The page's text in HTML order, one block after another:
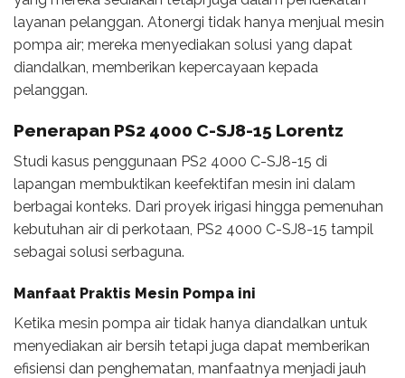
layanan pelanggan. Atonergi tidak hanya menjual mesin
pompa air; mereka menyediakan solusi yang dapat
diandalkan, memberikan kepercayaan kepada
pelanggan.
Penerapan PS2 4000 C-SJ8-15 Lorentz
Studi kasus penggunaan PS2 4000 C-SJ8-15 di
lapangan membuktikan keefektifan mesin ini dalam
berbagai konteks. Dari proyek irigasi hingga pemenuhan
kebutuhan air di perkotaan, PS2 4000 C-SJ8-15 tampil
sebagai solusi serbaguna.
Manfaat Praktis Mesin Pompa ini
Ketika mesin pompa air tidak hanya diandalkan untuk
menyediakan air bersih tetapi juga dapat memberikan
efisiensi dan penghematan, manfaatnya menjadi jauh